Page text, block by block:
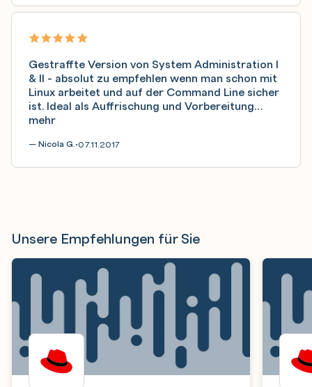
Gestraffte Version von System Administration I
& II - absolut zu empfehlen wenn man schon mit
Linux arbeitet und auf der Command Line sicher
ist. Ideal als Auffrischung und Vorbereitung…
mehr
— Nicola G.•07.11.2017
Unsere Empfehlungen für Sie